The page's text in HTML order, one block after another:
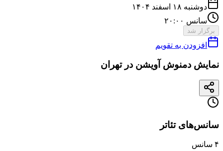
دوشنبه ۱۸ اسفند ۱۴۰۴
سانس ۲۰:۰۰
برگزار شد
افزودن به تقویم
نمایش دمنوش آویشن در تهران
سانس‌های تئاتر
۴ سانس